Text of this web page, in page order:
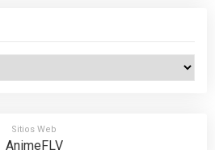
Sitios Web
AnimeFLV